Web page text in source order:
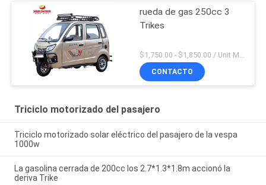
rueda de gas 250cc 3
Trikes
$1,750.00 - $1,850.00 / Unit MOQ:4 unidades
CONTACTO
Triciclo motorizado del pasajero
Triciclo motorizado solar eléctrico del pasajero de la vespa
1000w
La gasolina cerrada de 200cc los 2.7*1.3*1.8m accionó la
deriva Trike